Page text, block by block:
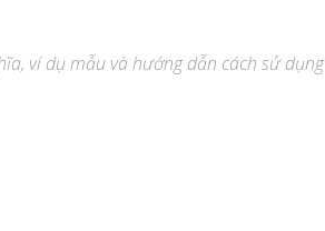
ví dụ mẫu và hướng dẫn cách sử dụng